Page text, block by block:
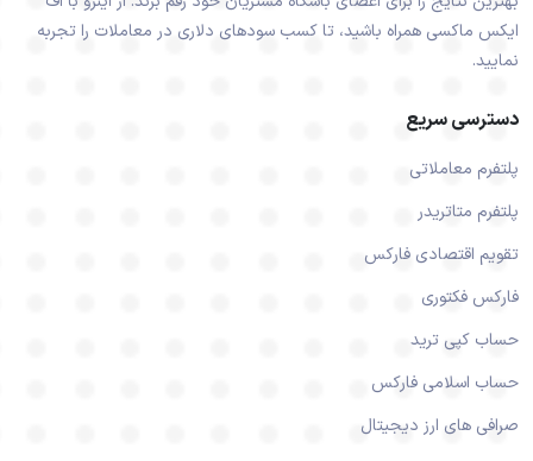
ایکس ماکسی همراه باشید، تا کسب سودهای دلاری در معاملات را تجربه
نمایید.
دسترسی سریع
پلتفرم معاملاتی
پلتفرم متاتریدر
تقویم اقتصادی فارکس
فارکس فکتوری
حساب کپی ترید
حساب اسلامی فارکس
صرافی های ارز دیجیتال